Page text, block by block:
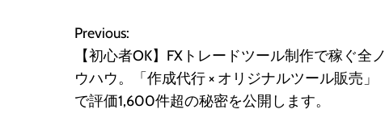
投
稿
ナ
Previous:
【初心者OK】FXトレードツール制作で稼ぐ全ノ
ウハウ。「作成代行 × オリジナルツール販売」
で評価1,600件超の秘密を公開します。